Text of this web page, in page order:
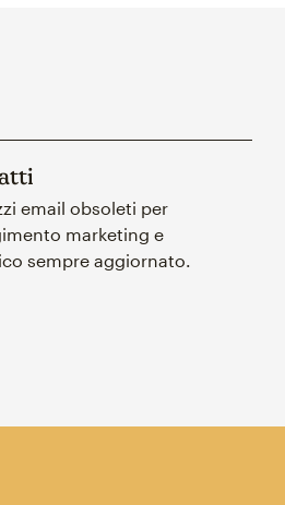
email obsoleti per
marketing e
sempre aggiornato.